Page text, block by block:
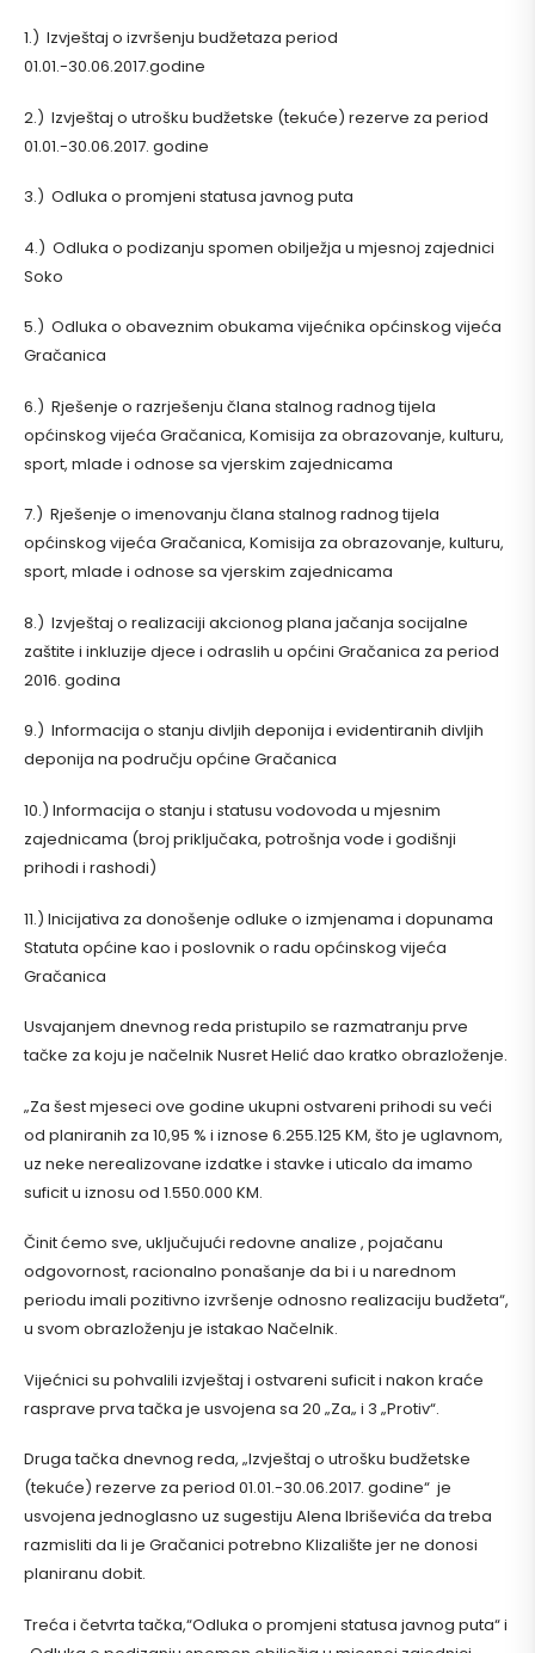
1.) Izvještaj o izvršenju budžetaza period
01.01.-30.06.2017.godine
2.) Izvještaj o utrošku budžetske (tekuće) rezerve za period
01.01.-30.06.2017. godine
3.) Odluka o promjeni statusa javnog puta
4.) Odluka o podizanju spomen obilježja u mjesnoj zajednici
Soko
5.) Odluka o obaveznim obukama vijećnika općinskog vijeća
Gračanica
6.) Rješenje o razrješenju člana stalnog radnog tijela
općinskog vijeća Gračanica, Komisija za obrazovanje, kulturu,
sport, mlade i odnose sa vjerskim zajednicama
7.) Rješenje o imenovanju člana stalnog radnog tijela
općinskog vijeća Gračanica, Komisija za obrazovanje, kulturu,
sport, mlade i odnose sa vjerskim zajednicama
8.) Izvještaj o realizaciji akcionog plana jačanja socijalne
zaštite i inkluzije djece i odraslih u općini Gračanica za period
2016. godina
9.) Informacija o stanju divljih deponija i evidentiranih divljih
deponija na području općine Gračanica
10.) Informacija o stanju i statusu vodovoda u mjesnim
zajednicama (broj priključaka, potrošnja vode i godišnji
prihodi i rashodi)
11.) Inicijativa za donošenje odluke o izmjenama i dopunama
Statuta općine kao i poslovnik o radu općinskog vijeća
Gračanica
Usvajanjem dnevnog reda pristupilo se razmatranju prve
tačke za koju je načelnik Nusret Helić dao kratko obrazloženje.
„Za šest mjeseci ove godine ukupni ostvareni prihodi su veći
od planiranih za 10,95 % i iznose 6.255.125 KM, što je uglavnom,
uz neke nerealizovane izdatke i stavke i uticalo da imamo
suficit u iznosu od 1.550.000 KM.
Činit ćemo sve, uključujući redovne analize , pojačanu
odgovornost, racionalno ponašanje da bi i u narednom
periodu imali pozitivno izvršenje odnosno realizaciju budžeta“,
u svom obrazloženju je istakao Načelnik.
Vijećnici su pohvalili izvještaj i ostvareni suficit i nakon kraće
rasprave prva tačka je usvojena sa 20 „Za„ i 3 „Protiv“.
Druga tačka dnevnog reda, „Izvještaj o utrošku budžetske
(tekuće) rezerve za period 01.01.-30.06.2017. godine“ je
usvojena jednoglasno uz sugestiju Alena Ibriševića da treba
razmisliti da li je Gračanici potrebno Klizalište jer ne donosi
planiranu dobit.
Treća i četvrta tačka,“Odluka o promjeni statusa javnog puta“ i